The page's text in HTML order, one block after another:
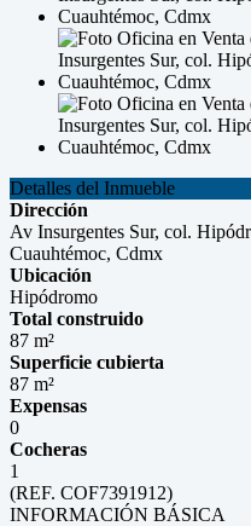
Detalles del Inmueble
Dirección
Av Insurgentes Sur, col.
Cuauhtémoc, Cdmx
Ubicación
Hipódromo
Total construido
87 m²
Superficie cubierta
87 m²
Expensas
0
Cocheras
1
(REF. COF7391912)
INFORMACIÓN BÁSICA